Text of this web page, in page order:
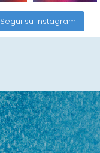
Segui su Instagram